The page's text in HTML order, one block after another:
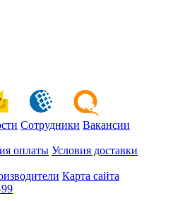
Сотрудники Вакансии
оплаты Условия доставки
Карта сайта